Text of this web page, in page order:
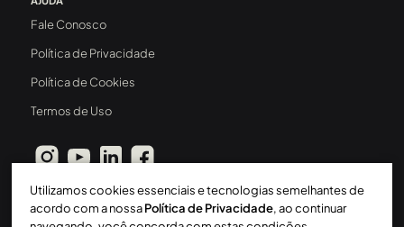
Fale Conosco
Política de Privacidade
Política de Cookies
Termos de Uso
Utilizamos cookies essenciais e tecnologias semelhantes de
acordo com a nossaPolítica de Privacidade, ao continuar